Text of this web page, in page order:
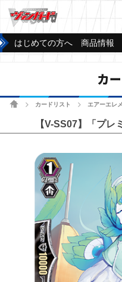
はじめての方へ 商品情報
カ
ホームカードリスト エアーエレ
【V-SS07】「プレ